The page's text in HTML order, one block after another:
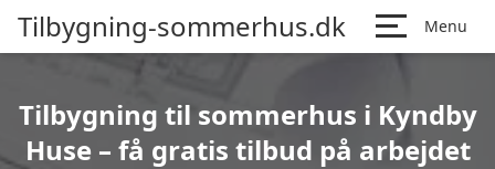
Tilbygning-sommerhus.dk Menu
Tilbygning til sommerhus i Kyndby
Huse – få gratis tilbud på arbejdet